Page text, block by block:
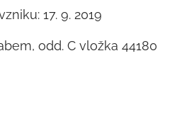
17. 9. 2019
odd. C vložka 44180